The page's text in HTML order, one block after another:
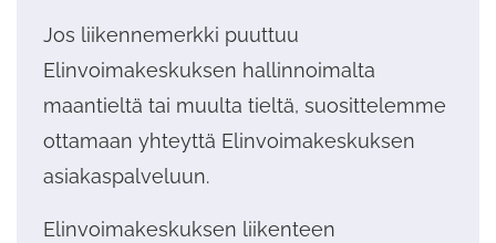
Jos liikennemerkki puuttuu
Elinvoimakeskuksen hallinnoimalta
maantieltä tai muulta tieltä, suosittelemme
ottamaan yhteyttä Elinvoimakeskuksen
asiakaspalveluun.
Elinvoimakeskuksen liikenteen